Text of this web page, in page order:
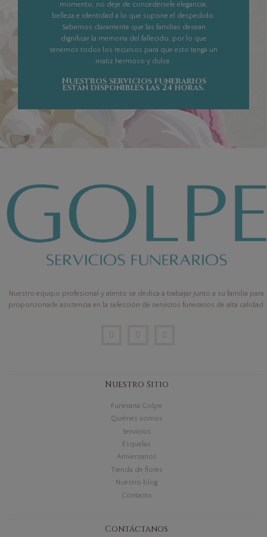
momento, no deje de concedérsele elegancia,
belleza e identidad a lo que supone el despedido.
Sabemos claramente que las familias desean
dignificar la memoria del fallecido, por lo que
tenemos todos los recursos para que esto tenga un
matiz hermoso y dulce.
Nuestros servicios funerarios
están disponibles las 24 horas.
Nuestro equipo profesional y atento se dedica a trabajar junto a su familia para
proporcionarle asistencia en la selección de servicios funerarios de alta calidad.
Nuestro Sitio
Funeraria Golpe
Quiénes somos
Servicios
Esquelas
Aniversarios
Tienda de flores
Nuestro blog
Contacto
Contáctanos